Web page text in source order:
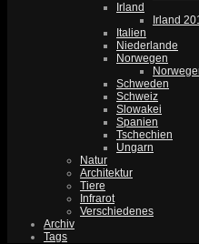
Irland
Irland
Italien
Niederlande
Norwegen
Schweden
Schweiz
Slowakei
Spanien
Tschechien
Ungarn
Natur
Architektur
Tiere
Infrarot
Verschiedenes
Archiv
Tags